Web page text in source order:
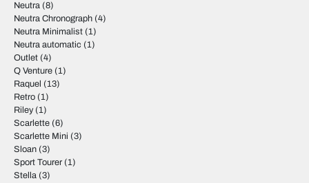
Neutra (8)
Neutra Chronograph (4)
Neutra Minimalist (1)
Neutra automatic (1)
Outlet (4)
Q Venture (1)
Raquel (13)
Retro (1)
Riley(1)
Scarlette (6)
Scarlette Mini (3)
Sloan (3)
Sport Tourer (1)
Stella (3)